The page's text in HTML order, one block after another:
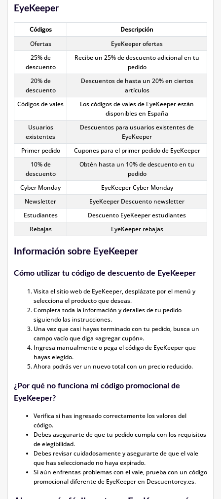
EyeKeeper
Códigos
Descripción
Ofertas
EyeKeeper ofertas
25% de
descuento
Recibe un 25% de descuento adicional en tu
pedido
20% de
descuento
Descuentos de hasta un 20% en ciertos
artículos
Códigos de vales
Los códigos de vales de EyeKeeper están
disponibles en España
Usuarios
existentes
Descuentos para usuarios existentes de
EyeKeeper
Primer pedido
Cupones para el primer pedido de EyeKeeper
10% de
descuento
Obtén hasta un 10% de descuento en tu
pedido
Cyber Monday
EyeKeeper Cyber Monday
Newsletter
EyeKeeper Descuento newsletter
Estudiantes
Descuento EyeKeeper estudiantes
Rebajas
EyeKeeper rebajas
Información sobre EyeKeeper
Cómo utilizar tu código de descuento de EyeKeeper
Visita el sitio web de EyeKeeper, desplázate por el menú y
selecciona el producto que deseas.
Completa toda la información y detalles de tu pedido
siguiendo las instrucciones.
Una vez que casi hayas terminado con tu pedido, busca un
campo vacío que diga «agregar cupón».
Ingresa manualmente o pega el código de EyeKeeper que
hayas elegido.
Ahora podrás ver un nuevo total con un precio reducido.
¿Por qué no funciona mi código promocional de
EyeKeeper?
Verifica si has ingresado correctamente los valores del
código.
Debes asegurarte de que tu pedido cumpla con los requisitos
de elegibilidad.
Debes revisar cuidadosamente y asegurarte de que el vale
que has seleccionado no haya expirado.
Si aún enfrentas problemas con el vale, prueba con un código
promocional diferente de EyeKeeper en Descuentorey.es.